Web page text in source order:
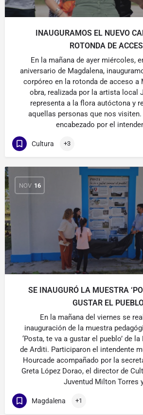
INAUGURAMOS EL NUEVO
ROTONDA DE
En la mañana de ayer miércoles,
aniversario de Magdalena,
corpóreo en la rotonda de acceso a
obra, realizada por la artista local
representa a la flora autóctona y
aquellas personas que nos
encabezado por el
Cultura +3
NOV 16
SE INAUGURÓ LA MUESTRA
GUSTAR EL
En la mañana del viernes se
inauguración de la muestra
‘Posta, te va a gustar el pueblo’ de la
de Arditi. Participaron el intendente
Hourcade acompañado por la
Greta López Dorao, el director de
Juventud Milton Torres
Magdalena +1